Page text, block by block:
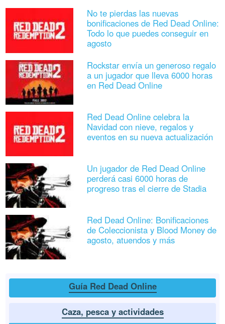
No te pierdas las nuevas
bonificaciones de Red Dead Online:
Todo lo que puedes conseguir en
agosto
Rockstar envía un generoso regalo
a un jugador que lleva 6000 horas
en Red Dead Online
Red Dead Online celebra la
Navidad con nieve, regalos y
eventos en su nueva actualización
Un jugador de Red Dead Online
perderá casi 6000 horas de
progreso tras el cierre de Stadia
Red Dead Online: Bonificaciones
de Coleccionista y Blood Money de
agosto, atuendos y más
Guía Red Dead Online
Caza, pesca y actividades